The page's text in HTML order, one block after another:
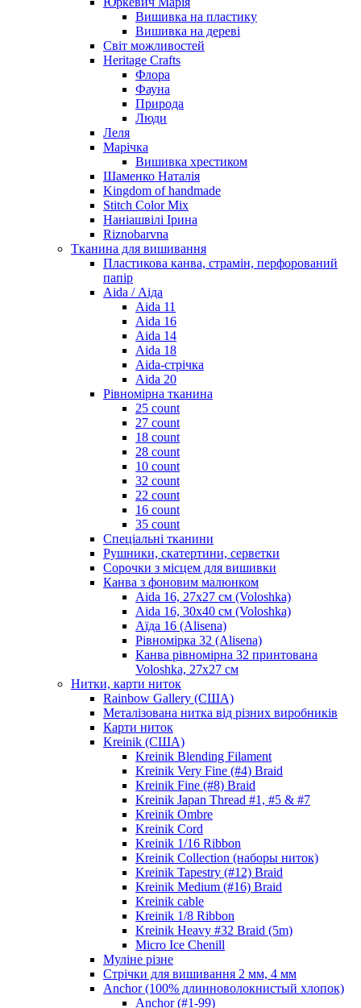
Вишивка на пластику
Вишивка на дереві
Світ можливостей
Heritage Crafts
Флора
Фауна
Природа
Люди
Леля
Марічка
Вишивка хрестиком
Шаменко Наталія
Kingdom of handmade
Stitch Color Mix
Наніашвілі Ірина
Riznobarvna
Тканина для вишивання
Пластикова канва, страмін, перфорований
папір
Aida / Аіда
Aida 11
Aida 16
Aida 14
Aida 18
Aida-стрічка
Aida 20
Рівномірна тканина
25 count
27 count
18 count
28 count
10 count
32 count
22 count
16 count
35 count
Спеціальні тканини
Рушники, скатертини, серветки
Сорочки з місцем для вишивки
Канва з фоновим малюнком
Aida 16, 27х27 см (Voloshka)
Aida 16, 30х40 см (Voloshka)
Аїда 16 (Alisena)
Рівномірка 32 (Alisena)
Канва рівномірна 32 принтована
Voloshka, 27х27 см
Нитки, карти ниток
Rainbow Gallery (США)
Металізована нитка від різних виробників
Карти ниток
Kreinik (США)
Kreinik Blending Filament
Kreinik Very Fine (#4) Braid
Kreinik Fine (#8) Braid
Kreinik Japan Thread #1, #5 & #7
Kreinik Ombre
Kreinik Cord
Kreinik 1/16 Ribbon
Kreinik Collection (наборы ниток)
Kreinik Tapestry (#12) Braid
Kreinik Medium (#16) Braid
Kreinik cable
Kreinik 1/8 Ribbon
Kreinik Heavy #32 Braid (5m)
Micro Ice Chenill
Муліне різне
Стрічки для вишивання 2 мм, 4 мм
Anchor (100% длинноволокнистый хлопок)
Anchor (#1-99)